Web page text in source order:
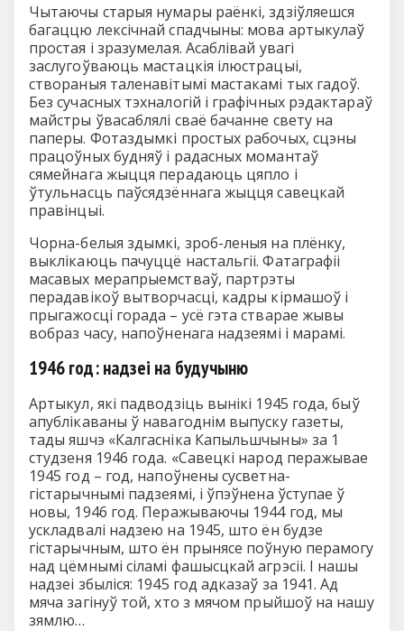
Чытаючы старыя нумары раёнкі, здзіўляешся
багаццю лексічнай спадчыны: мова артыкулаў
простая і зразумелая. Асаблівай увагі
заслугоўваюць мастацкія ілюстрацыі,
створаныя таленавітымі мастакамі тых гадоў.
Без сучасных тэхналогій і графічных рэдактараў
майстры ўвасаблялі сваё бачанне свету на
паперы. Фотаздымкі простых рабочых, сцэны
працоўных будняў і радасных момантаў
сямейнага жыцця перадаюць цяпло і
ўтульнасць паўсядзённага жыцця савецкай
правінцыі.
Чорна-белыя здымкі, зроб-леныя на плёнку,
выклікаюць пачуццё настальгіі. Фатаграфіі
масавых мерапрыемстваў, партрэты
перадавікоў вытворчасці, кадры кірмашоў і
прыгажосці горада – усё гэта стварае жывы
вобраз часу, напоўненага надзеямі і марамі.
1946 год: надзеі на будучыню
Артыкул, які падводзіць вынікі 1945 года, быў
апублікаваны ў навагоднім выпуску газеты,
тады яшчэ «Калгасніка Капыльшчыны» за 1
студзеня 1946 года. «Савецкі народ перажывае
1945 год – год, напоўнены сусветна-
гістарычнымі падзеямі, і ўпэўнена ўступае ў
новы, 1946 год. Перажываючы 1944 год, мы
ускладвалі надзею на 1945, што ён будзе
гістарычным, што ён прынясе поўную перамогу
над цёмнымі сіламі фашысцкай агрэсіі. І нашы
надзеі збыліся: 1945 год адказаў за 1941. Ад
мяча загінуў той, хто з мячом прыйшоў на нашу
зямлю…